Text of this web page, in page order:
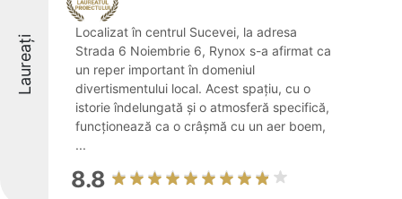
Laureați
Localizat în centrul Sucevei, la adresa
Strada 6 Noiembrie 6, Rynox s-a afirmat ca
un reper important în domeniul
divertismentului local. Acest spațiu, cu o
istorie îndelungată și o atmosferă specifică,
funcționează ca o crâșmă cu un aer boem,
...
8.8